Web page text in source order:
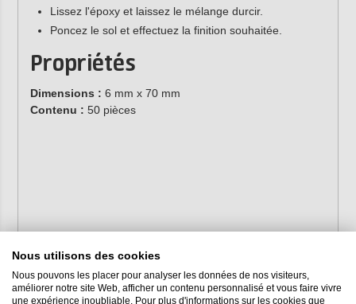
Lissez l'époxy et laissez le mélange durcir.
Poncez le sol et effectuez la finition souhaitée.
Propriétés
Dimensions : 6 mm x 70 mm
Contenu : 50 pièces
Nous utilisons des cookies
Nous pouvons les placer pour analyser les données de nos visiteurs,
améliorer notre site Web, afficher un contenu personnalisé et vous faire vivre
une expérience inoubliable. Pour plus d'informations sur les cookies que